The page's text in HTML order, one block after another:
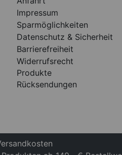
Impressum
Sparmöglichkeiten
Datenschutz & Sicherheit
Barrierefreiheit
Widerrufsrecht
Produkte
Rücksendungen